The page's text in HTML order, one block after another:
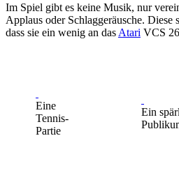
Im Spiel gibt es keine Musik, nur
Applaus oder Schlaggeräusche. Diese
dass sie ein wenig an das Atari VCS
Eine
Tennis-
Partie
Ein